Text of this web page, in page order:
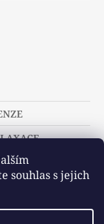
souhlas s jejich
dotazy